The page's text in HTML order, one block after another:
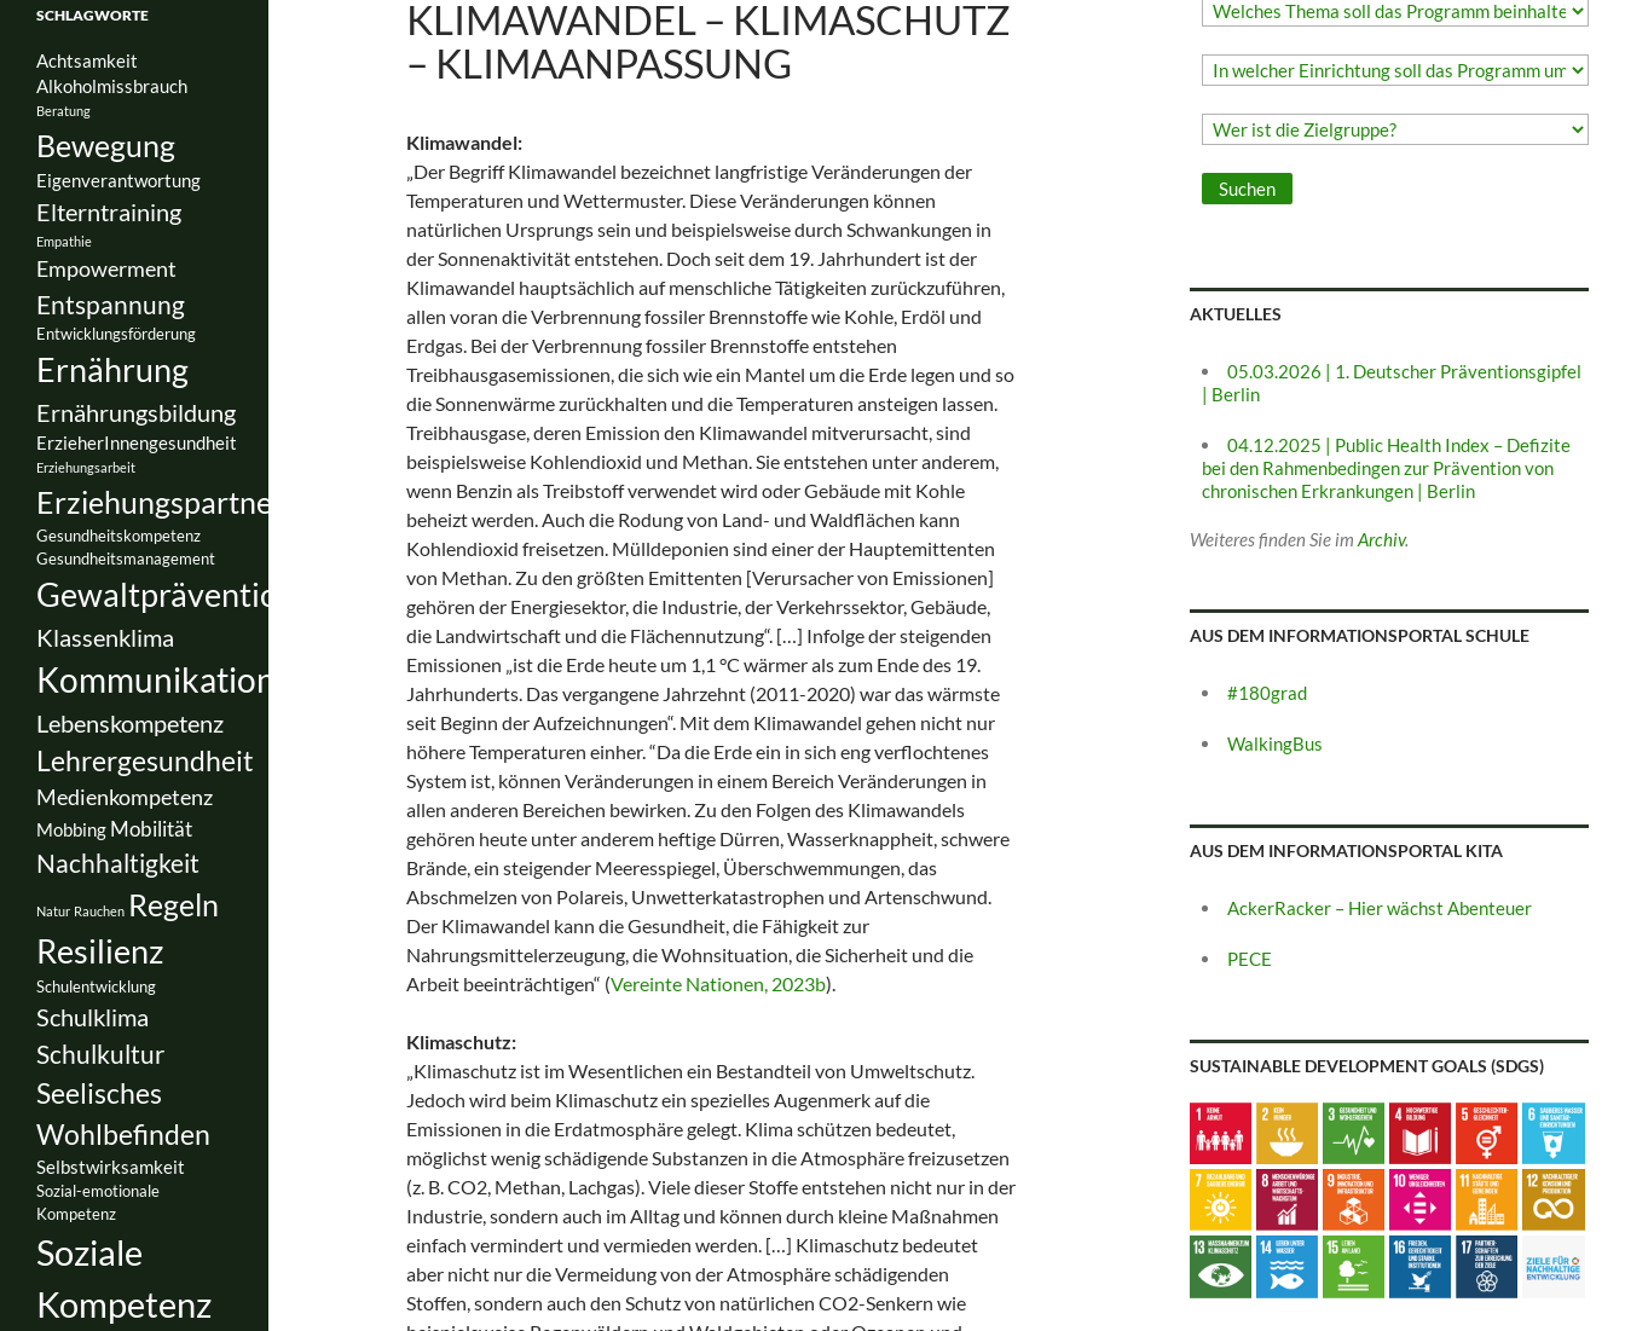
KLIMAWANDEL – KLIMASCHUTZ
– KLIMAANPASSUNG
Klimawandel:
„Der Begriff Klimawandel bezeichnet langfristige Veränderungen der
Temperaturen und Wettermuster. Diese Veränderungen können
natürlichen Ursprungs sein und beispielsweise durch Schwankungen in
der Sonnenaktivität entstehen. Doch seit dem 19. Jahrhundert ist der
Klimawandel hauptsächlich auf menschliche Tätigkeiten zurückzuführen,
allen voran die Verbrennung fossiler Brennstoffe wie Kohle, Erdöl und
Erdgas. Bei der Verbrennung fossiler Brennstoffe entstehen
Treibhausgasemissionen, die sich wie ein Mantel um die Erde legen und so
die Sonnenwärme zurückhalten und die Temperaturen ansteigen lassen.
Treibhausgase, deren Emission den Klimawandel mitverursacht, sind
beispielsweise Kohlendioxid und Methan. Sie entstehen unter anderem,
wenn Benzin als Treibstoff verwendet wird oder Gebäude mit Kohle
beheizt werden. Auch die Rodung von Land- und Waldflächen kann
Kohlendioxid freisetzen. Mülldeponien sind einer der Hauptemittenten
von Methan. Zu den größten Emittenten [Verursacher von Emissionen]
gehören der Energiesektor, die Industrie, der Verkehrssektor, Gebäude,
die Landwirtschaft und die Flächennutzung“. […] Infolge der steigenden
Emissionen „ist die Erde heute um 1,1 °C wärmer als zum Ende des 19.
Jahrhunderts. Das vergangene Jahrzehnt (2011-2020) war das wärmste
seit Beginn der Aufzeichnungen“. Mit dem Klimawandel gehen nicht nur
höhere Temperaturen einher. “Da die Erde ein in sich eng verflochtenes
System ist, können Veränderungen in einem Bereich Veränderungen in
allen anderen Bereichen bewirken. Zu den Folgen des Klimawandels
gehören heute unter anderem heftige Dürren, Wasserknappheit, schwere
Brände, ein steigender Meeresspiegel, Überschwemmungen, das
Abschmelzen von Polareis, Unwetterkatastrophen und Artenschwund.
Der Klimawandel kann die Gesundheit, die Fähigkeit zur
Nahrungsmittelerzeugung, die Wohnsituation, die Sicherheit und die
Arbeit beeinträchtigen“ (Vereinte Nationen, 2023b).
Klimaschutz:
„Klimaschutz ist im Wesentlichen ein Bestandteil von Umweltschutz.
Jedoch wird beim Klimaschutz ein spezielles Augenmerk auf die
Emissionen in die Erdatmosphäre gelegt. Klima schützen bedeutet,
möglichst wenig schädigende Substanzen in die Atmosphäre freizusetzen
(z. B. CO2, Methan, Lachgas). Viele dieser Stoffe entstehen nicht nur in der
Industrie, sondern auch im Alltag und können durch kleine Maßnahmen
einfach vermindert und vermieden werden. […] Klimaschutz bedeutet
aber nicht nur die Vermeidung von der Atmosphäre schädigenden
Stoffen, sondern auch den Schutz von natürlichen CO2-Senkern wie
AKTUELLES
05.03.2026 | 1. Deutscher Präventionsgipfel
| Berlin
04.12.2025 | Public Health Index – Defizite
bei den Rahmenbedingen zur Prävention von
chronischen Erkrankungen | Berlin
Weiteres finden Sie im Archiv.
AUS DEM INFORMATIONSPORTAL SCHULE
#180grad
WalkingBus
AUS DEM INFORMATIONSPORTAL KITA
AckerRacker – Hier wächst Abenteuer
PECE
SUSTAINABLE DEVELOPMENT GOALS (SDGS)
SCHLAGWORTE
Achtsamkeit
Alkoholmissbrauch
Beratung
Bewegung
Eigenverantwortung
Elterntraining
Empathie
Empowerment
Entspannung
Entwicklungsförderung
Ernährung
Ernährungsbildung
ErzieherInnengesundheit
Erziehungsarbeit
Erziehungspartnerschaft
Gesundheitskompetenz
Gesundheitsmanagement
Gewaltprävention
Klassenklima
Kommunikation
Lebenskompetenz
Lehrergesundheit
Medienkompetenz
Mobbing Mobilität
Nachhaltigkeit
Natur Rauchen Regeln
Resilienz
Schulentwicklung
Schulklima
Schulkultur
Seelisches
Wohlbefinden
Selbstwirksamkeit
Sozial-emotionale
Kompetenz
Soziale
Kompetenz